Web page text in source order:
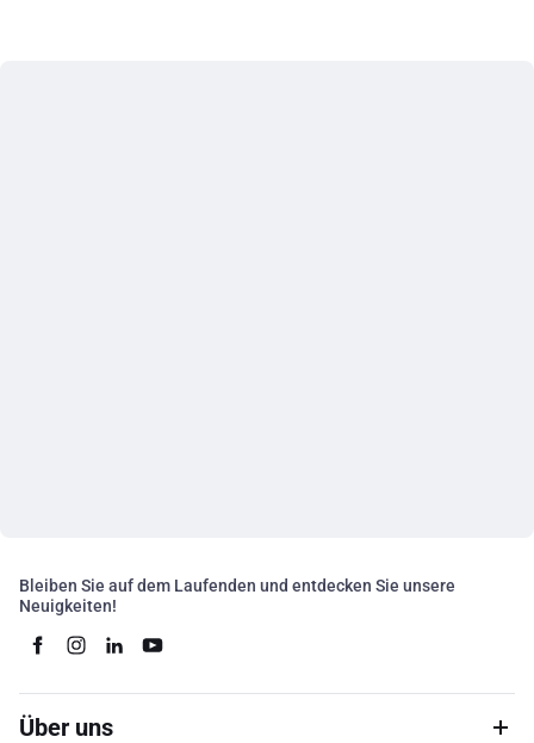
Bleiben Sie auf dem Laufenden und entdecken Sie unsere
Neuigkeiten!
Über uns